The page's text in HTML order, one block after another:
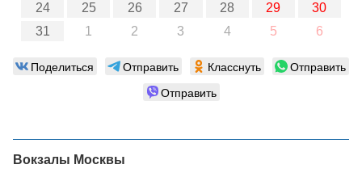
24
25 26 27 28 29
30
31
1 2 3 4 5 6
Поделиться Отправить Класснуть
Отправить
Отправить
Вокзалы Москвы